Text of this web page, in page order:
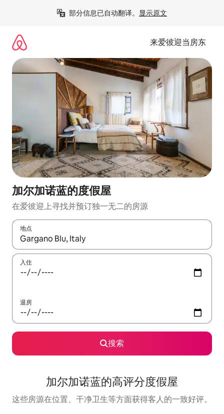
部分信息已自动翻译。 显示原文
来爱彼迎当房东
加尔加诺蓝的度假屋
在爱彼迎上寻找并预订独一无二的房源
地点
如有搜索结果，请使用上下方向键查看，或通过点击或滑动手势
入住
退房
搜索
加尔加诺蓝的高评分度假屋
这些房源在位置、干净卫生等方面获得客人的一致好评。